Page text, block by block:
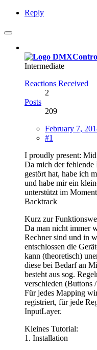
Reply
Intermediate
Reactions Received
2
Posts
209
February 7,
#1
I proudly present:
Da mich der
gestört hat, habe ich
und habe mir ein
unterstützt im
Backtrack
Kurz zur
Da man nicht immer
Rechner sind und in
entschlossen die
kann (theoretisch)
diese bei Bedarf an
besteht aus sog.
verschieden (Buttons
Für jedes Mapping
registriert, für jede
InputLayer.
Kleines Tutorial:
1. Installation